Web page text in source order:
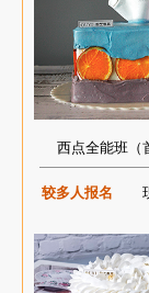
西点全能班（
较多人报名